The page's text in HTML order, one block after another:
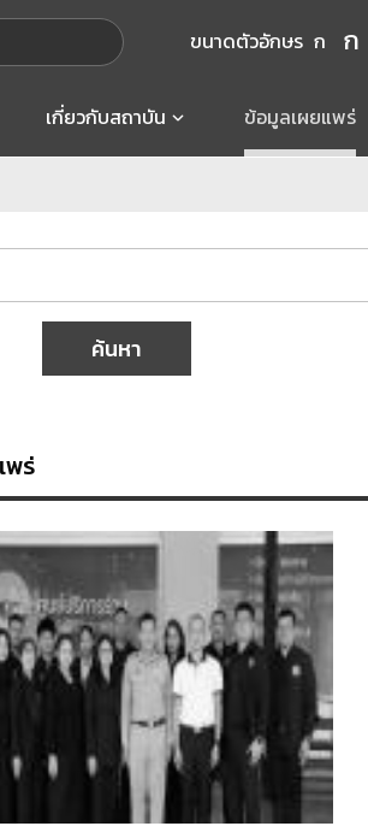
ขนาดตัวอักษร ก ก
เกี่ยวกับสถาบัน ข้อมูลเผยแพร่
ค้นหา
พร่